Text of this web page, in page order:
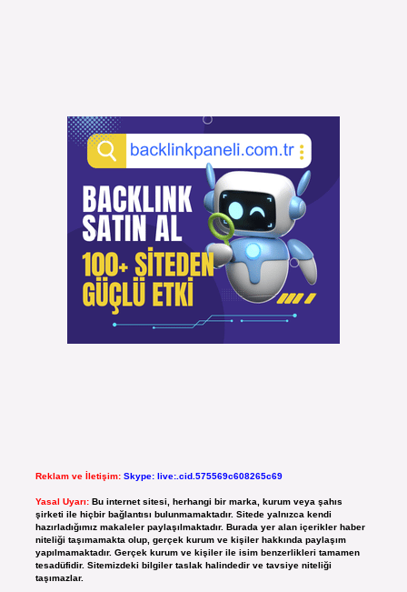
Reklam ve İletişim: Skype: live:.cid.575569c608265c69
Yasal Uyarı: Bu internet sitesi, herhangi bir marka, kurum veya şahıs
şirketi ile hiçbir bağlantısı bulunmamaktadır. Sitede yalnızca kendi
hazırladığımız makaleler paylaşılmaktadır. Burada yer alan içerikler haber
niteliği taşımamakta olup, gerçek kurum ve kişiler hakkında paylaşım
yapılmamaktadır. Gerçek kurum ve kişiler ile isim benzerlikleri tamamen
tesadüfidir. Sitemizdeki bilgiler taslak halindedir ve tavsiye niteliği
taşımazlar.